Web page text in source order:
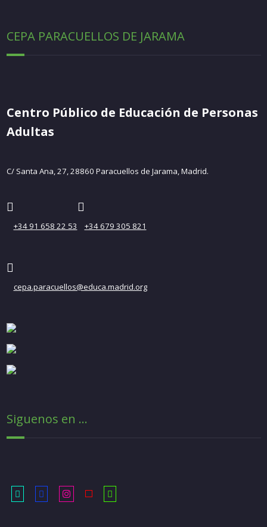
CEPA PARACUELLOS DE JARAMA
Centro Público de Educación de Personas
Adultas
C/ Santa Ana, 27, 28860 Paracuellos de Jarama, Madrid.
+34 91 658 22 53 +34 679 305 821
cepa.paracuellos@educa.madrid.org
Siguenos en ...